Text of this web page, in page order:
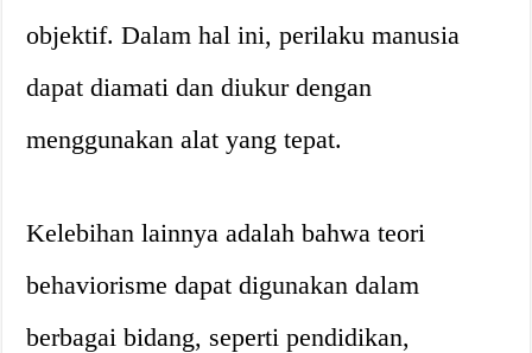
objektif. Dalam hal ini, perilaku manusia
dapat diamati dan diukur dengan
menggunakan alat yang tepat.
Kelebihan lainnya adalah bahwa teori
behaviorisme dapat digunakan dalam
berbagai bidang, seperti pendidikan,